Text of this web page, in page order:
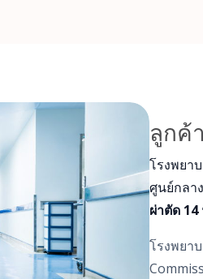
ลูกค้า
โรงพยา
ศูนย์กลา
ผ่าตัด 14
โรงพยา